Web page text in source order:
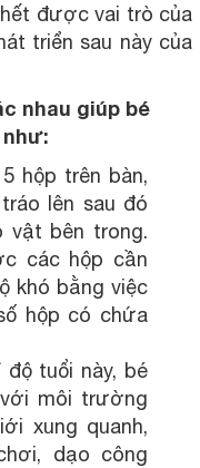
được vai trò của
triển sau này của
nhau giúp bé
hộp trên bàn,
lên sau đó
vật bên trong.
các hộp cần
khó bằng việc
hộp có chứa
tuổi này, bé
môi trường
xung quanh,
dạo công